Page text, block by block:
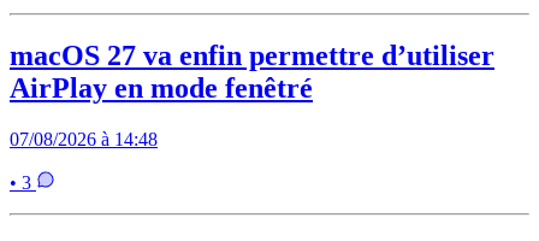
macOS 27 va enfin permettre d’utiliser
AirPlay en mode fenêtré
07/08/2026 à 14:48
• 3